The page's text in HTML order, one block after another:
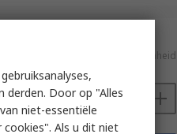
€ 7,25/eenheid
derden. Door op "Alles
niet-essentiële
Als u dit niet